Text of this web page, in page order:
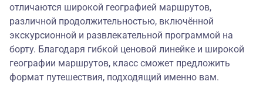
отличаются широкой географией маршрутов,
различной продолжительностью, включённой
экскурсионной и развлекательной программой на
борту. Благодаря гибкой ценовой линейке и широкой
географии маршрутов, класс сможет предложить
формат путешествия, подходящий именно вам.